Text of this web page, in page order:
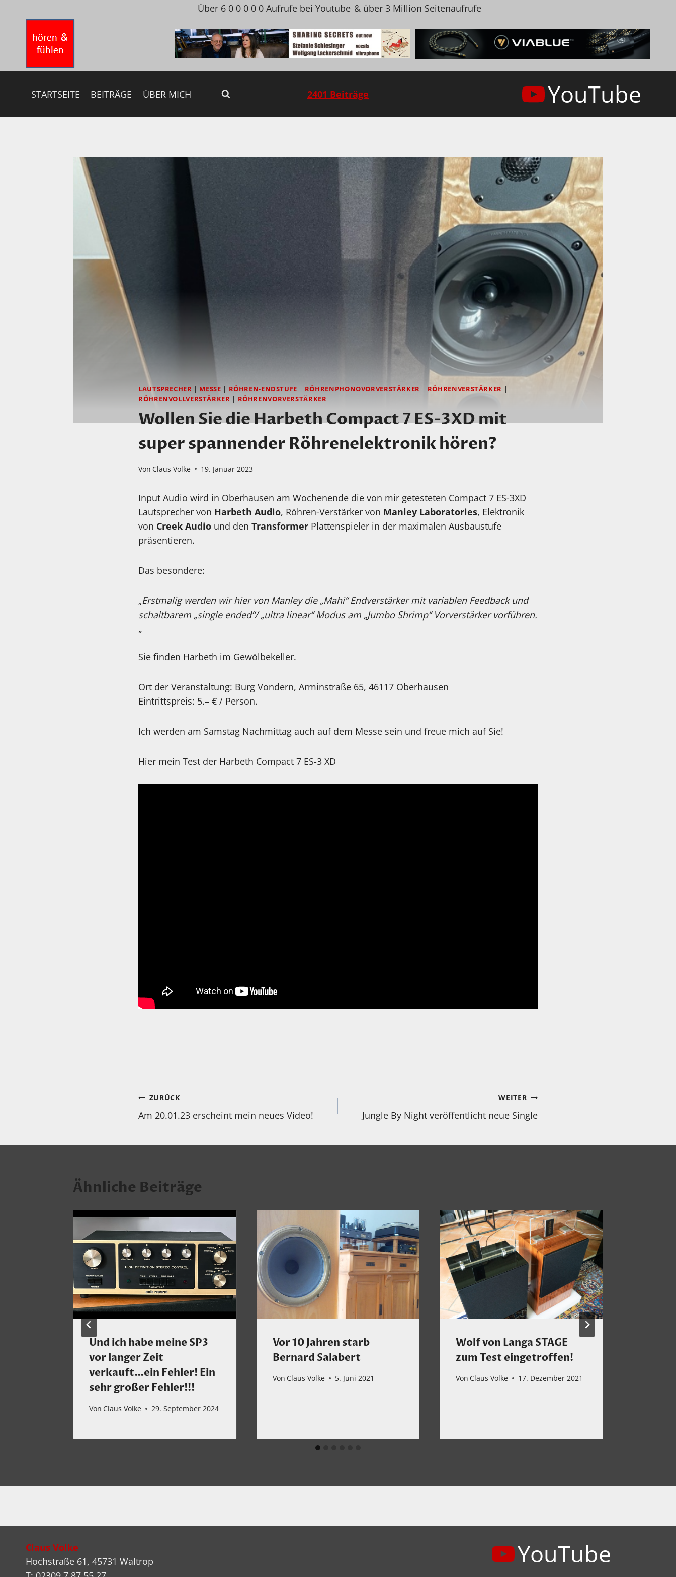
springen
Über 6 0 0 0 0 0 Aufrufe bei Youtube & über 3 Million Seitenaufrufe
STARTSEITE BEITRÄGE ÜBER MICH 2401 Beiträge YouTube
LAUTSPRECHER | MESSE | RÖHREN-ENDSTUFE | RÖHRENPHONOVORVERSTÄRKER | RÖHRENVERSTÄRKER |
RÖHRENVOLLVERSTÄRKER | RÖHRENVORVERSTÄRKER
Wollen Sie die Harbeth Compact 7 ES-3XD mit
super spannender Röhrenelektronik hören?
Von Claus Volke 19. Januar 2023
Input Audio wird in Oberhausen am Wochenende die von mir getesteten Compact 7 ES-3XD
Lautsprecher von Harbeth Audio, Röhren-Verstärker von Manley Laboratories, Elektronik
von Creek Audio und den Transformer Plattenspieler in der maximalen Ausbaustufe
präsentieren.
Das besondere:
„Erstmalig werden wir hier von Manley die „Mahi“ Endverstärker mit variablen Feedback und
schaltbarem „single ended“/ „ultra linear“ Modus am „Jumbo Shrimp“ Vorverstärker vorführen.
„
Sie finden Harbeth im Gewölbekeller.
Ort der Veranstaltung: Burg Vondern, Arminstraße 65, 46117 Oberhausen
Eintrittspreis: 5.– € / Person.
Ich werden am Samstag Nachmittag auch auf dem Messe sein und freue mich auf Sie!
Hier mein Test der Harbeth Compact 7 ES-3 XD
Beitragsnavigation
ZURÜCK
Am 20.01.23 erscheint mein neues Video!
WEITER
Jungle By Night veröffentlicht neue Single
Ähnliche Beiträge
Und ich habe meine SP3
vor langer Zeit
verkauft…ein Fehler! Ein
sehr großer Fehler!!!
Von Claus Volke 29. September 2024
Vor 10 Jahren starb
Bernard Salabert
Von Claus Volke 5. Juni 2021
Wolf von Langa STAGE
zum Test eingetroffen!
Von Claus Volke 17. Dezember 2021
Claus Volke
Hochstraße 61, 45731 Waltrop
YouTube